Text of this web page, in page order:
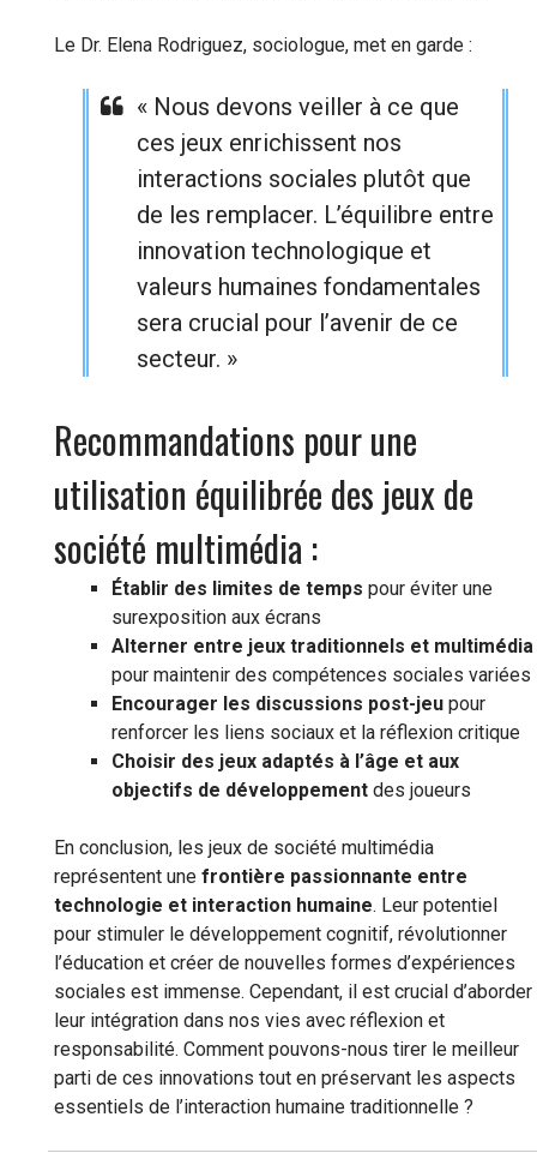
Le Dr. Elena Rodriguez, sociologue, met en garde :
« Nous devons veiller à ce que
ces jeux enrichissent nos
interactions sociales plutôt que
de les remplacer. L’équilibre entre
innovation technologique et
valeurs humaines fondamentales
sera crucial pour l’avenir de ce
secteur. »
Recommandations pour une
utilisation équilibrée des jeux de
société multimédia :
Établir des limites de temps pour éviter une
surexposition aux écrans
Alterner entre jeux traditionnels et multimédia
pour maintenir des compétences sociales variées
Encourager les discussions post-jeupour
renforcer les liens sociaux et la réflexion critique
Choisir des jeux adaptés à l’âge et aux
objectifs de développementdes joueurs
En conclusion, les jeux de société multimédia
représentent une frontière passionnante entre
technologie et interaction humaine. Leur potentiel
pour stimuler le développement cognitif, révolutionner
l’éducation et créer de nouvelles formes d’expériences
sociales est immense. Cependant, il est crucial d’aborder
leur intégration dans nos vies avec réflexion et
responsabilité. Comment pouvons-nous tirer le meilleur
parti de ces innovations tout en préservant les aspects
essentiels de l’interaction humaine traditionnelle ?